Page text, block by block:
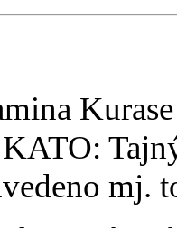
mj.